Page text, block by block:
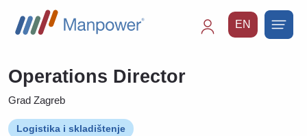
EN
Operations Director
Grad Zagreb
Logistika i skladištenje